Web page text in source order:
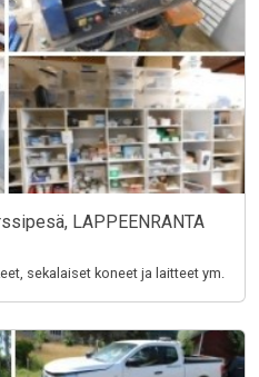
LAPPEENRANTA
sekalaiset koneet ja laitteet ym.